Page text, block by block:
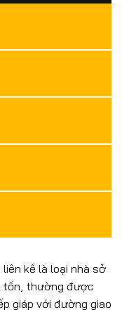
kề là loại nhà sở
tốn, thường được
giáp với đường giao